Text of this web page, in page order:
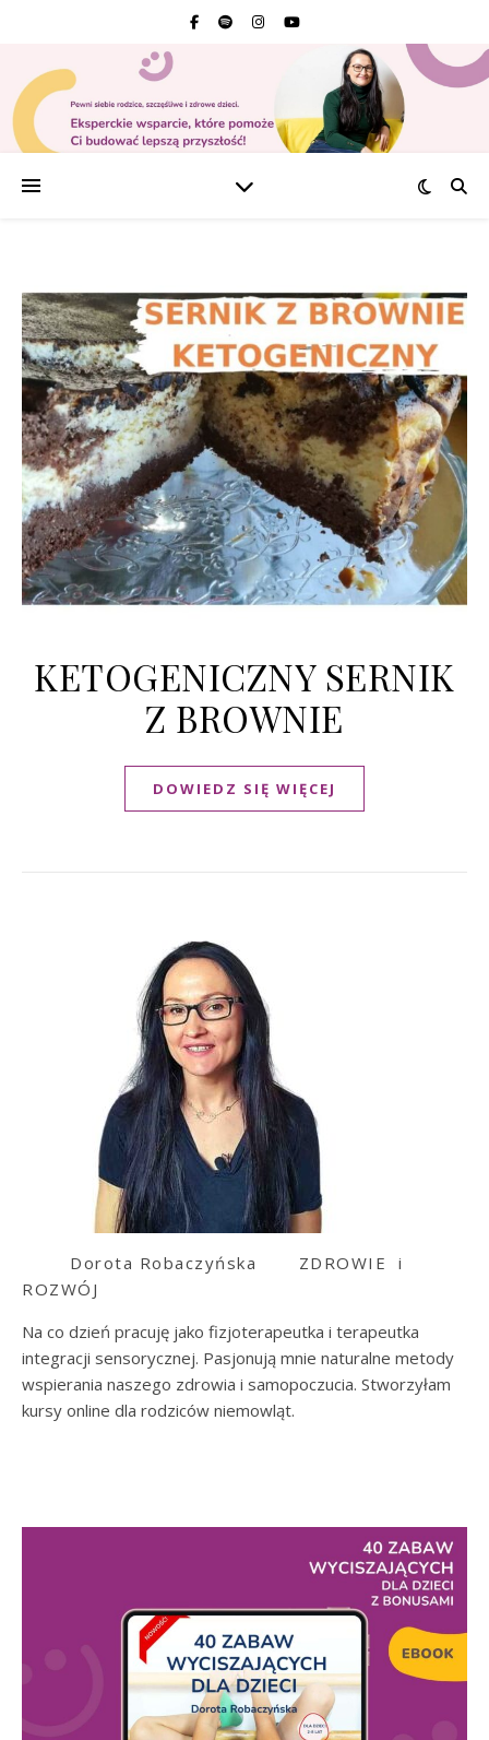
KETOGENICZNY SERNIK
Z BROWNIE
DOWIEDZ SIĘ WIĘCEJ
Dorota Robaczyńska ZDROWIE i
ROZWÓJ
Na co dzień pracuję jako fizjoterapeutka i terapeutka
integracji sensorycznej. Pasjonują mnie naturalne metody
wspierania naszego zdrowia i samopoczucia. Stworzyłam
kursy online dla rodziców niemowląt.